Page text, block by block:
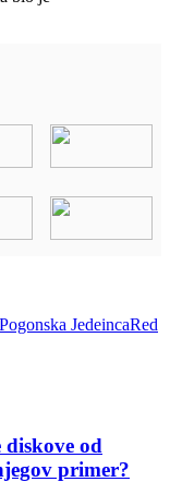
Pogonska JedeincaRed
od
primer?